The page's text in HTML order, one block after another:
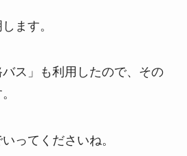
ます。
ス」も利用したので、その
ってくださいね。